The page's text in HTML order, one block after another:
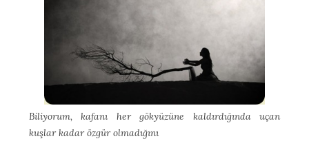
Biliyorum, kafanı her gökyüzüne kaldırdığında uçan
kuşlar kadar özgür olmadığını